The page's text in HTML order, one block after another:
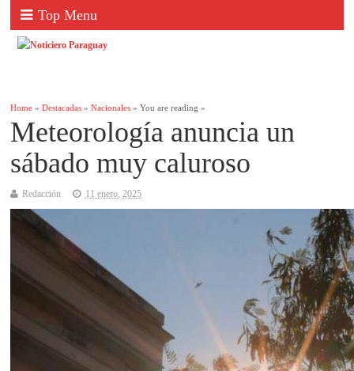
Top Menu
Home »Destacadas »Nacionales » You are reading »
Meteorología anuncia un
sábado muy caluroso
Redacción 11 enero, 2025